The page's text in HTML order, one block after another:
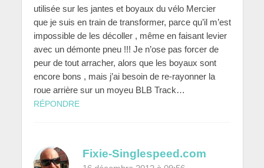
utilisée sur les jantes et boyaux du vélo Mercier
que je suis en train de transformer, parce qu’il m’est
impossible de les décoller , même en faisant levier
avec un démonte pneu !!! Je n’ose pas forcer de
peur de tout arracher, alors que les boyaux sont
encore bons , mais j’ai besoin de re-rayonner la
roue arrière sur un moyeu BLB Track…
RÉPONDRE
Fixie-Singlespeed.com